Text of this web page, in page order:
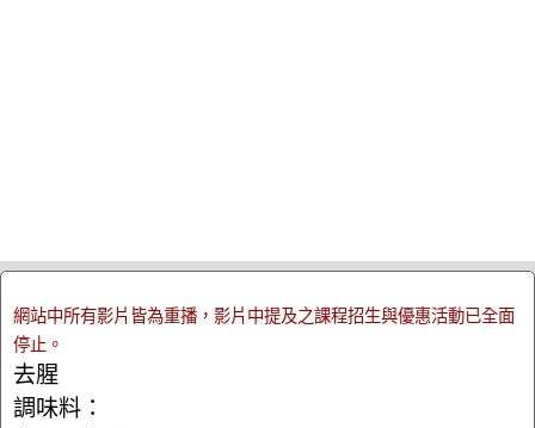
網站中所有影片皆為重播，影片中提及之課程招生與優惠活動已全面
停止。
去腥
調味料：